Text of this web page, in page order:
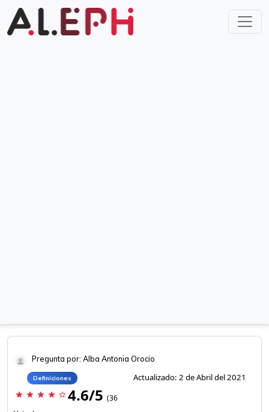
Pregunta por: Alba Antonia Orocio
Definiciones Actualizado: 2 de Abril del 2021
star star star star star_border 4.6/5 (36